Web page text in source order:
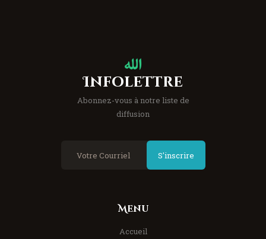
Infolettre
Abonnez-vous à notre liste de
diffusion
S'inscrire
Menu
Accueil